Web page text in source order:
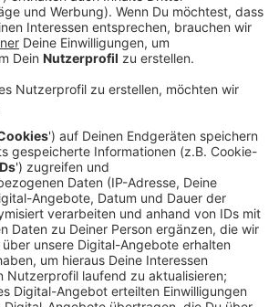
12.05.2021 13:39
werden dann die Termine
Die mags weist deshalb
Möglichkeiten, über die
abholung informieren kann. Das geht
mags.de als auch in der mags-App.